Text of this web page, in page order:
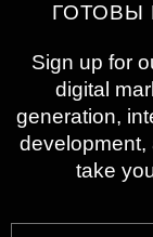
ГОТОВЫ
Sign up for
digital
generation,
development,
take